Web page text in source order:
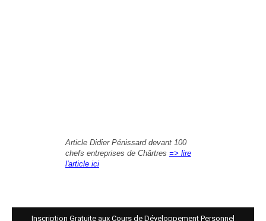
Article Didier Pénissard devant 100
chefs entreprises de Chârtres => lire
l'article ici
Inscription Gratuite aux Cours de Développement Personnel